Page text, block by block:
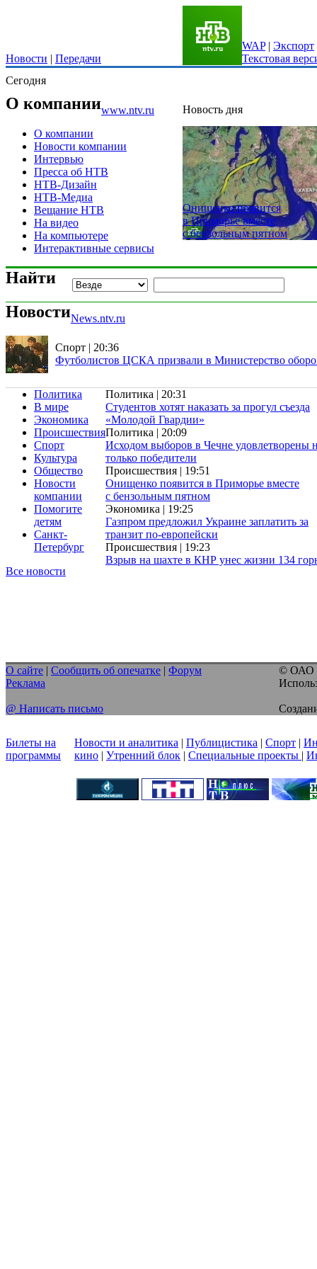
Новости | Передачи
WAP| Экспорт
Текстовая
Сегодня
О компанииwww.ntv.ru
О компании
Новости компании
Интервью
Пресса об НТВ
НТВ-Дизайн
НТВ-Медиа
Вещание НТВ
На видео
На компьютере
Интерактивные сервисы
Новость дня
Онищенко появится
в Приморье вместе
с бензольным пятном
Найти
НовостиNews.ntv.ru
Спорт | 20:36
Футболистов ЦСКА призвали в Министерство
Политика
В мире
Экономика
Происшествия
Спорт
Культура
Общество
Новости
компании
Помогите
детям
Санкт-
Петербург
Политика | 20:31
Студентов хотят наказать за прогул съезда
«Молодой Гвардии»
Политика | 20:09
Исходом выборов в Чечне удовлетворены
только победители
Происшествия | 19:51
Онищенко появится в Приморье вместе
с бензольным пятном
Экономика | 19:25
Газпром предложил Украине заплатить за
транзит по-европейски
Происшествия | 19:23
Взрыв на шахте в КНР унес жизни 134
Все новости
О сайте | Сообщить об опечатке | Форум
Реклама
@ Написать письмо
© ОАО
Билеты на
программы
Новости и аналитика | Публицистика | Спорт |
кино | Утренний блок | Специальные проекты |